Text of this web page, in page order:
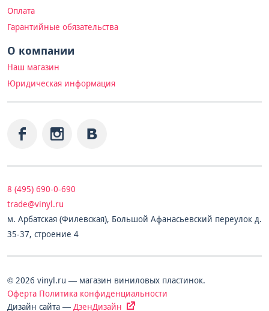
Оплата
Гарантийные обязательства
О компании
Наш магазин
Юридическая информация
8 (495) 690-0-690
trade@vinyl.ru
м. Арбатская (Филевская), Большой Афанасьевский переулок д.
35-37, строение 4
© 2026 vinyl.ru — магазин виниловых пластинок.
Оферта Политика конфиденциальности
Дизайн сайта — ДзенДизайн